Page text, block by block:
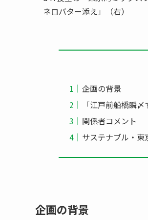
ネロバター添え」（右）
企画の背景
「江戸前船橋瞬
関係者コメント
サステナブル・
企画の背景